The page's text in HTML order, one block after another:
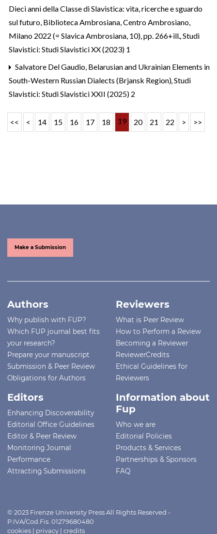
Dieci anni della Classe di Slavistica: vita, ricerche e sguardo
sul futuro, Biblioteca Ambrosiana, Centro Ambrosiano,
Milano 2022 (= Slavica Ambrosiana, 10), pp. 266+ill.,Studi
Slavistici: Studi Slavistici XX (2023) 1
Salvatore Del Gaudio, Belarusian and Ukrainian Elements in
South-Western Russian Dialects (Brjansk Region),Studi
Slavistici: Studi Slavistici XXII (2025) 2
<< < 14 15 16 17 18 19 20 21 22 > >>
Make a Submission
Authors
Why publish with FUP?
Which FUP journal best fits
your research?
Prepare your manuscript
Submission & Peer Review
Obligations for Authors
Reviewers
What is Peer Review
How to Perform a Review
Becoming a Reviewer
ReviewerCredits
Ethical Guidelines for
Reviewers
Editors
Enhancing Discoverability
Editorial Office Guidelines
Editor & Peer Review
Monitoring Journal
Performance
Attracting Submissions
Information about
Fup
Who we are
Editorial Policies
Products & Services
Partnerships & Sponsors
FAQ
© 2023 Firenze University Press All Rights Reserved -
P.IVA/Cod.Fis. 01279680480
cookies | privacy | credits